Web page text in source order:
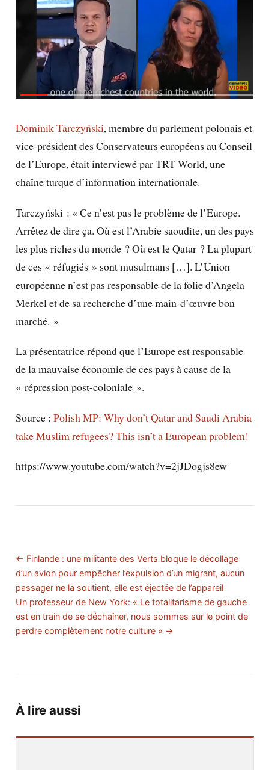
Dominik Tarczyński, membre du parlement polonais et
vice-président des Conservateurs européens au Conseil
de l’Europe, était interviewé par TRT World, une
chaîne turque d’information internationale.
Tarczyński : « Ce n’est pas le problème de l’Europe.
Arrêtez de dire ça. Où est l’Arabie saoudite, un des pays
les plus riches du monde ? Où est le Qatar ? La plupart
de ces « réfugiés » sont musulmans […]. L’Union
européenne n’est pas responsable de la folie d’Angela
Merkel et de sa recherche d’une main-d’œuvre bon
marché. »
La présentatrice répond que l’Europe est responsable
de la mauvaise économie de ces pays à cause de la
« répression post-coloniale ».
Source : Polish MP: Why don’t Qatar and Saudi Arabia
take Muslim refugees? This isn’t a European problem!
https://www.youtube.com/watch?v=2jJDogjs8ew
← Finlande : une militante des Verts bloque le décollage
d’un avion pour empêcher l’expulsion d’un migrant, aucun
passager ne la soutient, elle est éjectée de l’appareil
Un professeur de New York: « Le totalitarisme de gauche
est en train de se déchaîner, nous sommes sur le point de
perdre complètement notre culture » →
À lire aussi